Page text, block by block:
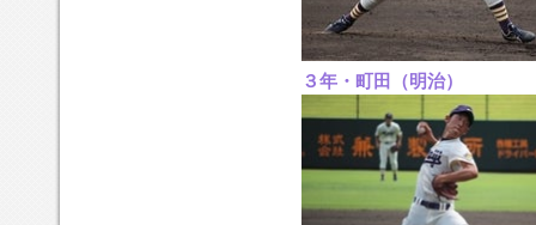
３年・町田（明治）